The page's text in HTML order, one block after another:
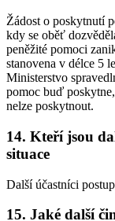
Žádost o poskytnutí
kdy se oběť
peněžité pomoci
stanovena v délce 5
Ministerstvo
pomoc buď
nelze poskytnout.
14. Kteří jsou
situace
Další účastníci
15. Jaké další